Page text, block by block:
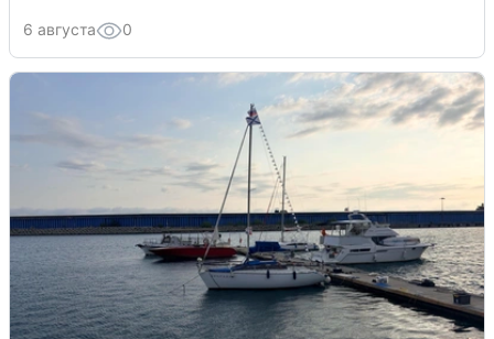
6 августа 0